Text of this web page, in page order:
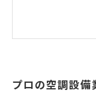
プロの空調設備